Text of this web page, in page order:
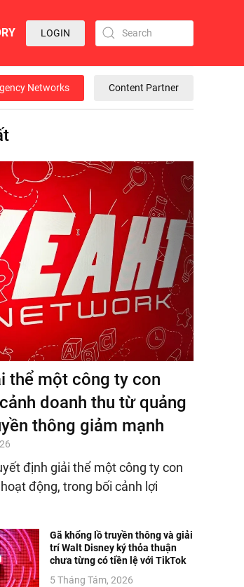
LOGIN
Networks Content Partner
thể một công ty con
doanh thu từ quảng
thông giảm mạnh
định giải thể một công ty con
động, trong bối cảnh lợi
Gã khổng lồ truyền thông và giải
trí Walt Disney ký thỏa thuận
chưa từng có tiền lệ với TikTok
5 Tháng Tám, 2026